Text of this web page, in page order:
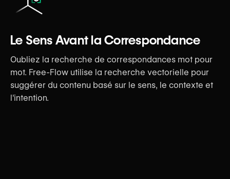
Le Sens Avant la Correspondance
Oubliez la recherche de correspondances mot pour
mot. Free-Flow utilise la recherche vectorielle pour
suggérer du contenu basé sur le sens, le contexte et
l'intention.